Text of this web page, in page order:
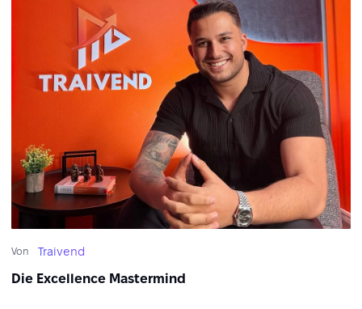
Von Traivend
Die Excellence Mastermind